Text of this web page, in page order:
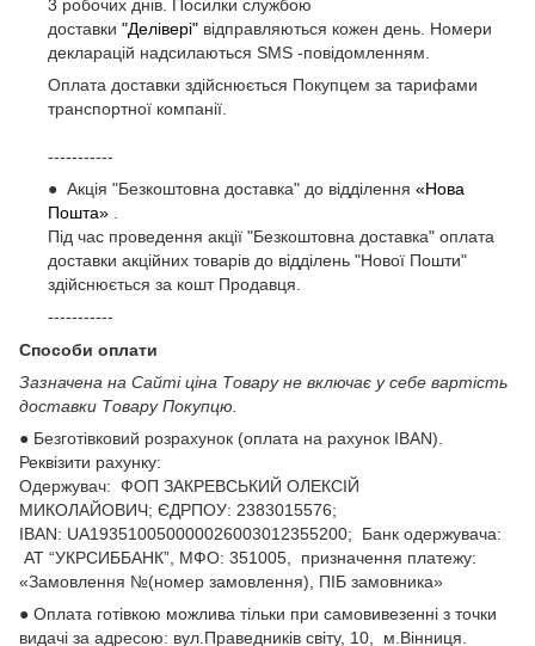
3 робочих днів. Посилки службою
доставки "Делівері" відправляються кожен день. Номери
декларацій надсилаються SMS -повідомленням.
Оплата доставки здійснюється Покупцем за тарифами
транспортної компанії.
-----------
● Акція "Безкоштовна доставка" до відділення «Нова
Пошта»
Під час проведення акції "Безкоштовна доставка" оплата
доставки акційних товарів до відділень "Нової Пошти"
здійснюється за кошт Продавця.
-----------
Способи оплати
Зазначена на Сайті ціна Товару не включає у себе вартість
доставки Товару Покупцю.
● Безготівковий розрахунок (оплата на рахунок IBAN).
Реквізити рахунку:
Одержувач: ФОП ЗАКРЕВСЬКИЙ ОЛЕКСІЙ
МИКОЛАЙОВИЧ; ЄДРПОУ: 2383015576;
ІВАN: UA193510050000026003012355200; Банк одержувача:
АТ “УКРСИББАНК”, МФО: 351005, призначення платежу:
«Замовлення №(номер замовлення), ПІБ замовника»
● Оплата готівкою можлива тільки при самовивезенні з точки
видачі за адресою: вул.Праведників світу, 10, м.Вінниця.